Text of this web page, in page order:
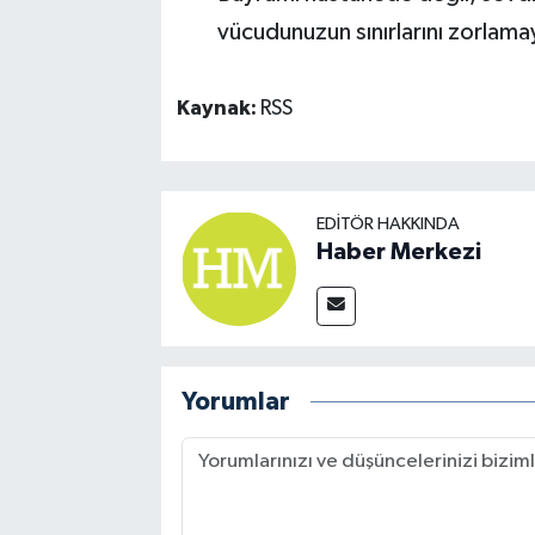
vücudunuzun sınırlarını
Kaynak: RSS
EDITÖR HAKKINDA
Haber Merkezi
Yorumlar